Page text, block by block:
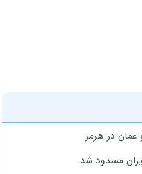
عمان در هرمز
مسدود شد